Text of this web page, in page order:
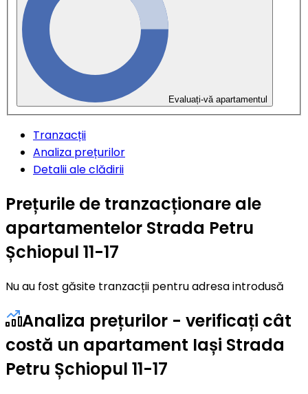
Evaluați-vă apartamentul
Tranzacții
Analiza prețurilor
Detalii ale clădirii
Prețurile de tranzacționare ale
apartamentelor Strada Petru
Șchiopul 11-17
Nu au fost găsite tranzacții pentru adresa introdusă
Analiza prețurilor - verificați cât
costă un apartament Iași Strada
Petru Șchiopul 11-17